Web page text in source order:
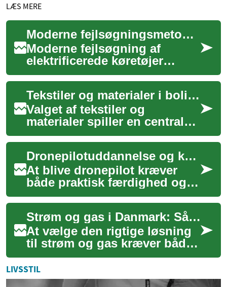
LÆS MERE
Moderne fejlsøgningsmetoder til elektrificerede køretøjer
Moderne fejlsøgning af
elektrificerede køretøjer
kræver en kombination af
elektronisk indsigt,
softwareforståelse og ...
Tekstiler og materialer i boligens udtryk
Valget af tekstiler og
materialer spiller en central
rolle i at forme et hjems
karakter og atmosfære. Disse
elementer...
Dronepilotuddannelse og krav til certification
At blive dronepilot kræver
både praktisk færdighed og
teoretisk viden. Mange, der
overvejer en karriere eller
hobby s...
Strøm og gas i Danmark: Sådan vælger du leverandør og sparer energi
At vælge den rigtige løsning
til strøm og gas kræver både
overblik og en forståelse af,
hvordan markedet i Danmark
fu...
LIVSSTIL